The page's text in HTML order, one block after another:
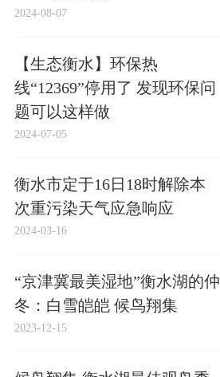
2024-08-07
【生态衡水】​环保热
线“12369”停用了 发现环保问
题可以这样做
2024-07-05
衡水市定于16日18时解除本
次重污染天气应急响应
2024-03-16
“京津冀最美湿地”衡水湖的仲
冬：白雪皑皑 候鸟翔集
2023-12-15